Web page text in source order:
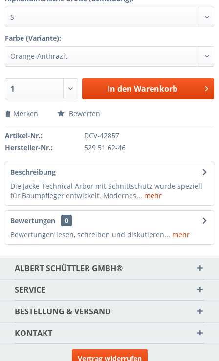
Farbe (Variante):
In den Warenkorb
Merken Bewerten
Artikel-Nr.:
DCV-42857
Hersteller-Nr.:
529 51 62-46
Beschreibung
Die Jacke Technical Arbor mit Schnittschutz wurde speziell
für Baumpfleger entwickelt. Modernes... mehr
Bewertungen
0
Bewertungen lesen, schreiben und diskutieren... mehr
ALBERT SCHÜTTLER GMBH®
SERVICE
BESTELLUNG & VERSAND
KONTAKT
Vertrag widerrufen